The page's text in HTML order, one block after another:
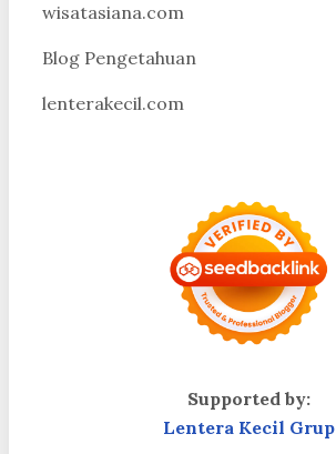
wisatasiana.com
Blog Pengetahuan
lenterakecil.com
Supported by:
Lentera Kecil Grup